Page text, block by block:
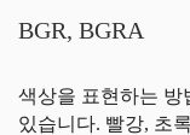
BGR, BGRA
색상을 표현하는 방
있습니다. 빨강, 초